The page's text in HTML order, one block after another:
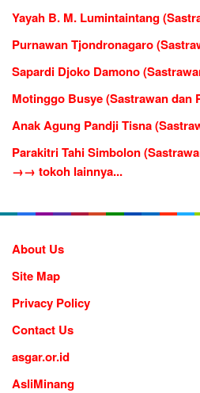
Yayah B. M. Lumintaintang
Purnawan Tjondronagaro
Sapardi Djoko Damono
Motinggo Busye (Sastrawan dan
Anak Agung Pandji Tisna
Parakitri Tahi Simbolon
→→ tokoh lainnya...
About Us
Site Map
Privacy Policy
Contact Us
asgar.or.id
AsliMinang